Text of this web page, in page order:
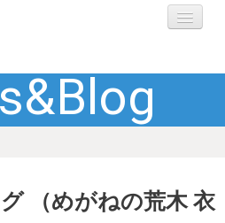
（めがねの荒木 衣